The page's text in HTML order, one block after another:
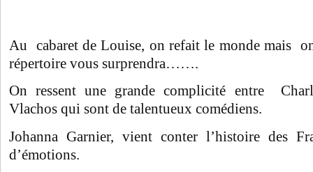
Au cabaret de Louise, on refait le monde mais
répertoire vous surprendra…….
On ressent une grande complicité entre
Vlachos qui sont de talentueux comédiens.
Johanna Garnier, vient conter l’histoire des
d’émotions.